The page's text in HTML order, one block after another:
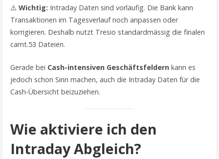
⚠️ Wichtig: Intraday Daten sind vorläufig. Die Bank kann
Transaktionen im Tagesverlauf noch anpassen oder
korrigieren. Deshalb nutzt Tresio standardmässig die finalen
camt.53 Dateien.
Gerade bei Cash-intensiven Geschäftsfeldernkann es
jedoch schon Sinn machen, auch die Intraday Daten für die
Cash-Übersicht beizuziehen.
Wie aktiviere ich den
Intraday Abgleich?